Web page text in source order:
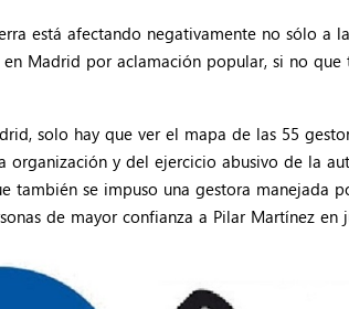
está afectando negativamente no sólo a
Madrid por aclamación popular, si no
solo hay que ver el mapa de las 55
organización y del ejercicio abusivo de la
se impuso una gestora manejada
de mayor confianza a Pilar Martínez en